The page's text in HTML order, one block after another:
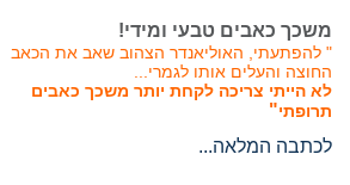
משכך כאבים טבעי ומידי!
" להפתעתי, האוליאנדר הצהוב שאב את הכאב
החוצה והעלים אותו לגמרי...
לא הייתי צריכה לקחת יותר משכך כאבים
תרופתי"
לכתבה המלאה...